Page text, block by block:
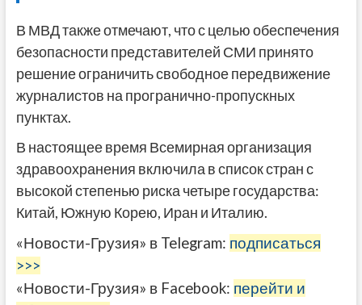
В МВД также отмечают, что с целью обеспечения
безопасности представителей СМИ принято
решение ограничить свободное передвижение
журналистов на програнично-пропускных
пунктах.
В настоящее время Всемирная организация
здравоохранения включила в список стран с
высокой степенью риска четыре государства:
Китай, Южную Корею, Иран и Италию.
«Новости-Грузия» в Telegram: подписаться
>>>
«Новости-Грузия» в Facebook: перейти и